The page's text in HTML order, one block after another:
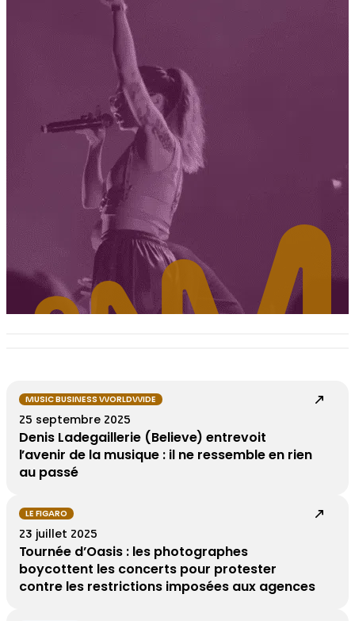
MUSIC BUSINESS WORLDWIDE
25 septembre 2025
Denis Ladegaillerie (Believe) entrevoit
l’avenir de la musique : il ne ressemble en rien
au passé
LE FIGARO
23 juillet 2025
Tournée d’Oasis : les photographes
boycottent les concerts pour protester
contre les restrictions imposées aux agences